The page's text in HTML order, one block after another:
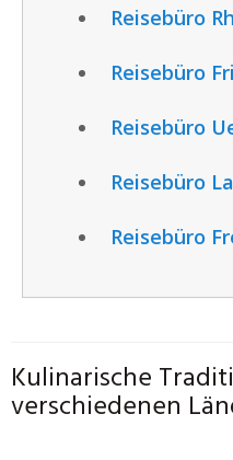
Reisebüro
Reisebüro
Reisebüro
Reisebüro
Reisebüro
Kulinarische
verschiedenen